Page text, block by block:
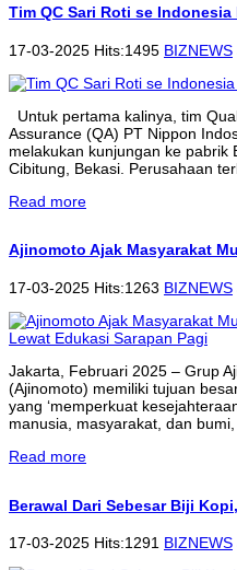
Tim QC Sari Roti se
17-03-2025 Hits:1495 BIZNEWS
Untuk pertama kalinya, tim
Assurance (QA) PT Nippon
melakukan kunjungan ke pabrik
Cibitung, Bekasi. Perusahaan
Read more
Ajinomoto Ajak Masyarakat
17-03-2025 Hits:1263 BIZNEWS
Jakarta, Februari 2025 – Grup
(Ajinomoto) memiliki tujuan
yang ‘memperkuat
manusia, masyarakat, dan bumi,
Read more
Berawal Dari Sebesar Biji
17-03-2025 Hits:1291 BIZNEWS